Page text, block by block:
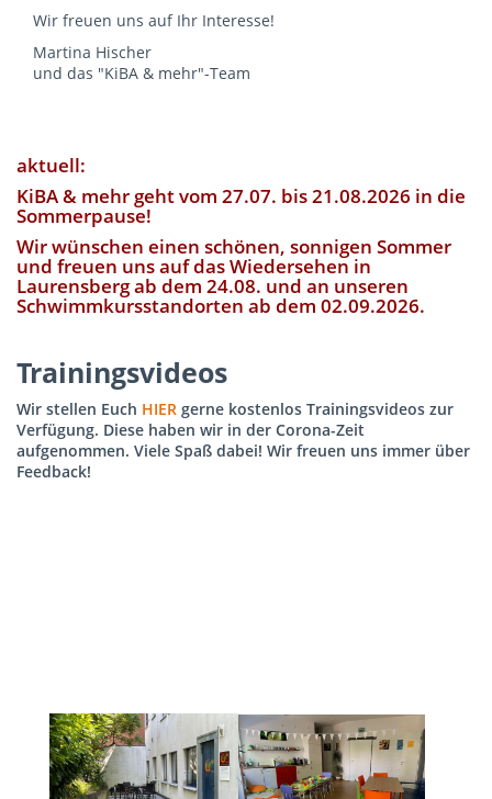
Wir freuen uns auf Ihr Interesse!
Martina Hischer
und das "KiBA & mehr"-Team
aktuell:
KiBA & mehr geht vom 27.07. bis 21.08.2026 in die
Sommerpause!
Wir wünschen einen schönen, sonnigen Sommer
und freuen uns auf das Wiedersehen in
Laurensberg ab dem 24.08. und an unseren
Schwimmkursstandorten ab dem 02.09.2026.
Trainingsvideos
Wir stellen Euch HIER gerne kostenlos Trainingsvideos zur
Verfügung. Diese haben wir in der Corona-Zeit
aufgenommen. Viele Spaß dabei! Wir freuen uns immer über
Feedback!